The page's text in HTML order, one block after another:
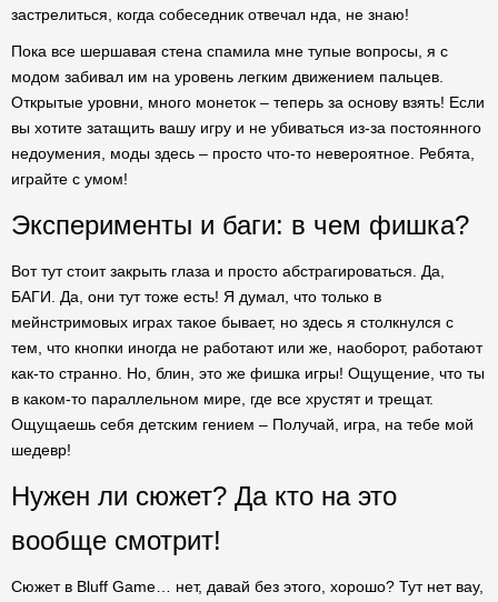
застрелиться, когда собеседник отвечал нда, не знаю!
Пока все шершавая стена спамила мне тупые вопросы, я с
модом забивал им на уровень легким движением пальцев.
Открытые уровни, много монеток – теперь за основу взять! Если
вы хотите затащить вашу игру и не убиваться из-за постоянного
недоумения, моды здесь – просто что-то невероятное. Ребята,
играйте с умом!
Эксперименты и баги: в чем фишка?
Вот тут стоит закрыть глаза и просто абстрагироваться. Да,
БАГИ. Да, они тут тоже есть! Я думал, что только в
мейнстримовых играх такое бывает, но здесь я столкнулся с
тем, что кнопки иногда не работают или же, наоборот, работают
как-то странно. Но, блин, это же фишка игры! Ощущение, что ты
в каком-то параллельном мире, где все хрустят и трещат.
Ощущаешь себя детским гением – Получай, игра, на тебе мой
шедевр!
Нужен ли сюжет? Да кто на это
вообще смотрит!
Сюжет в Bluff Game… нет, давай без этого, хорошо? Тут нет вау,